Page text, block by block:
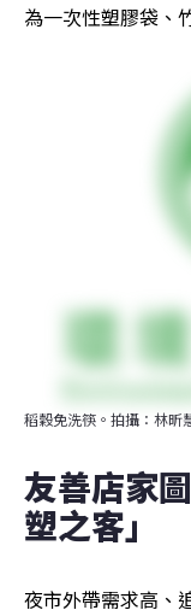
為一次性塑膠袋、
稻穀免洗筷。拍攝：林昕
友善店家
塑之客」
夜市外帶需求高、